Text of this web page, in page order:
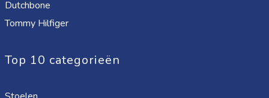
Dutchbone
Tommy Hilfiger
Top 10 categorieën